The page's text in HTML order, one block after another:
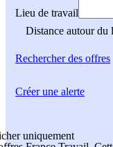
Lieu de travail
Distance autour du
Rechercherdes offres
uniquement
Créer une alerte